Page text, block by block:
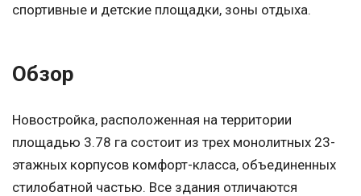
спортивные и детские площадки, зоны отдыха.
Обзор
Новостройка, расположенная на территории
площадью 3.78 га состоит из трех монолитных 23-
этажных корпусов комфорт-класса, объединенных
стилобатной частью. Все здания отличаются